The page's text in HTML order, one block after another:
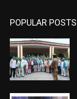
POPULAR POSTS